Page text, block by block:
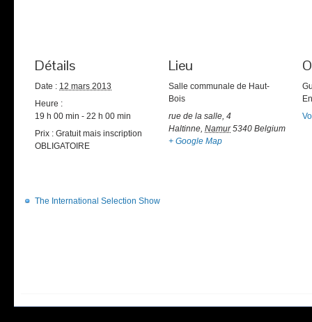
Détails
Date : 12 mars 2013
Heure :
19 h 00 min - 22 h 00 min
Prix : Gratuit mais inscription
OBLIGATOIRE
Lieu
Salle communale de Haut-
Bois
rue de la salle, 4
Haltinne, Namur 5340 Belgium
+ Google Map
The International Selection Show